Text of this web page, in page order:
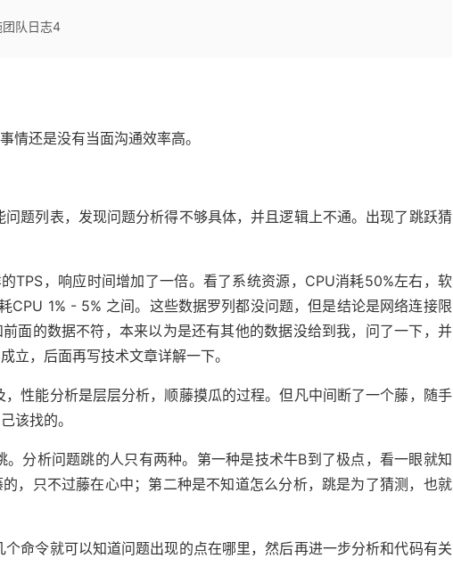
团队日志4
情还是没有当面沟通效率高。
题列表，发现问题分析得不够具体，并且逻辑上不通。出现了跳跃猜
，响应时间增加了一倍。看了系统资源，CPU消耗50%左右，软
CPU 1% - 5% 之间。这些数据罗列都没问题，但是结论是网络连接限
面的数据不符，本来以为是还有其他的数据没给到我，问了一下，并
立，后面再写技术文章详解一下。
性能分析是层层分析，顺藤摸瓜的过程。但凡中间断了一个藤，随手
该找的。
分析问题跳的人只有两种。第一种是技术牛B到了极点，看一眼就知
，只不过藤在心中；第二种是不知道怎么分析，跳是为了猜测，也就
命令就可以知道问题出现的点在哪里，然后再进一步分析和代码有关